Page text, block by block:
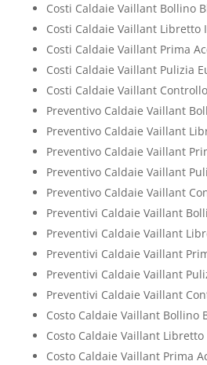
Costi Caldaie Vaillant Bollino
Costi Caldaie Vaillant Libretto
Costi Caldaie Vaillant Prima
Costi Caldaie Vaillant Pulizia
Costi Caldaie Vaillant
Preventivo Caldaie Vaillant
Preventivo Caldaie Vaillant
Preventivo Caldaie Vaillant
Preventivo Caldaie Vaillant
Preventivo Caldaie Vaillant
Preventivi Caldaie Vaillant
Preventivi Caldaie Vaillant
Preventivi Caldaie Vaillant
Preventivi Caldaie Vaillant
Preventivi Caldaie Vaillant
Costo Caldaie Vaillant Bollino
Costo Caldaie Vaillant
Costo Caldaie Vaillant Prima